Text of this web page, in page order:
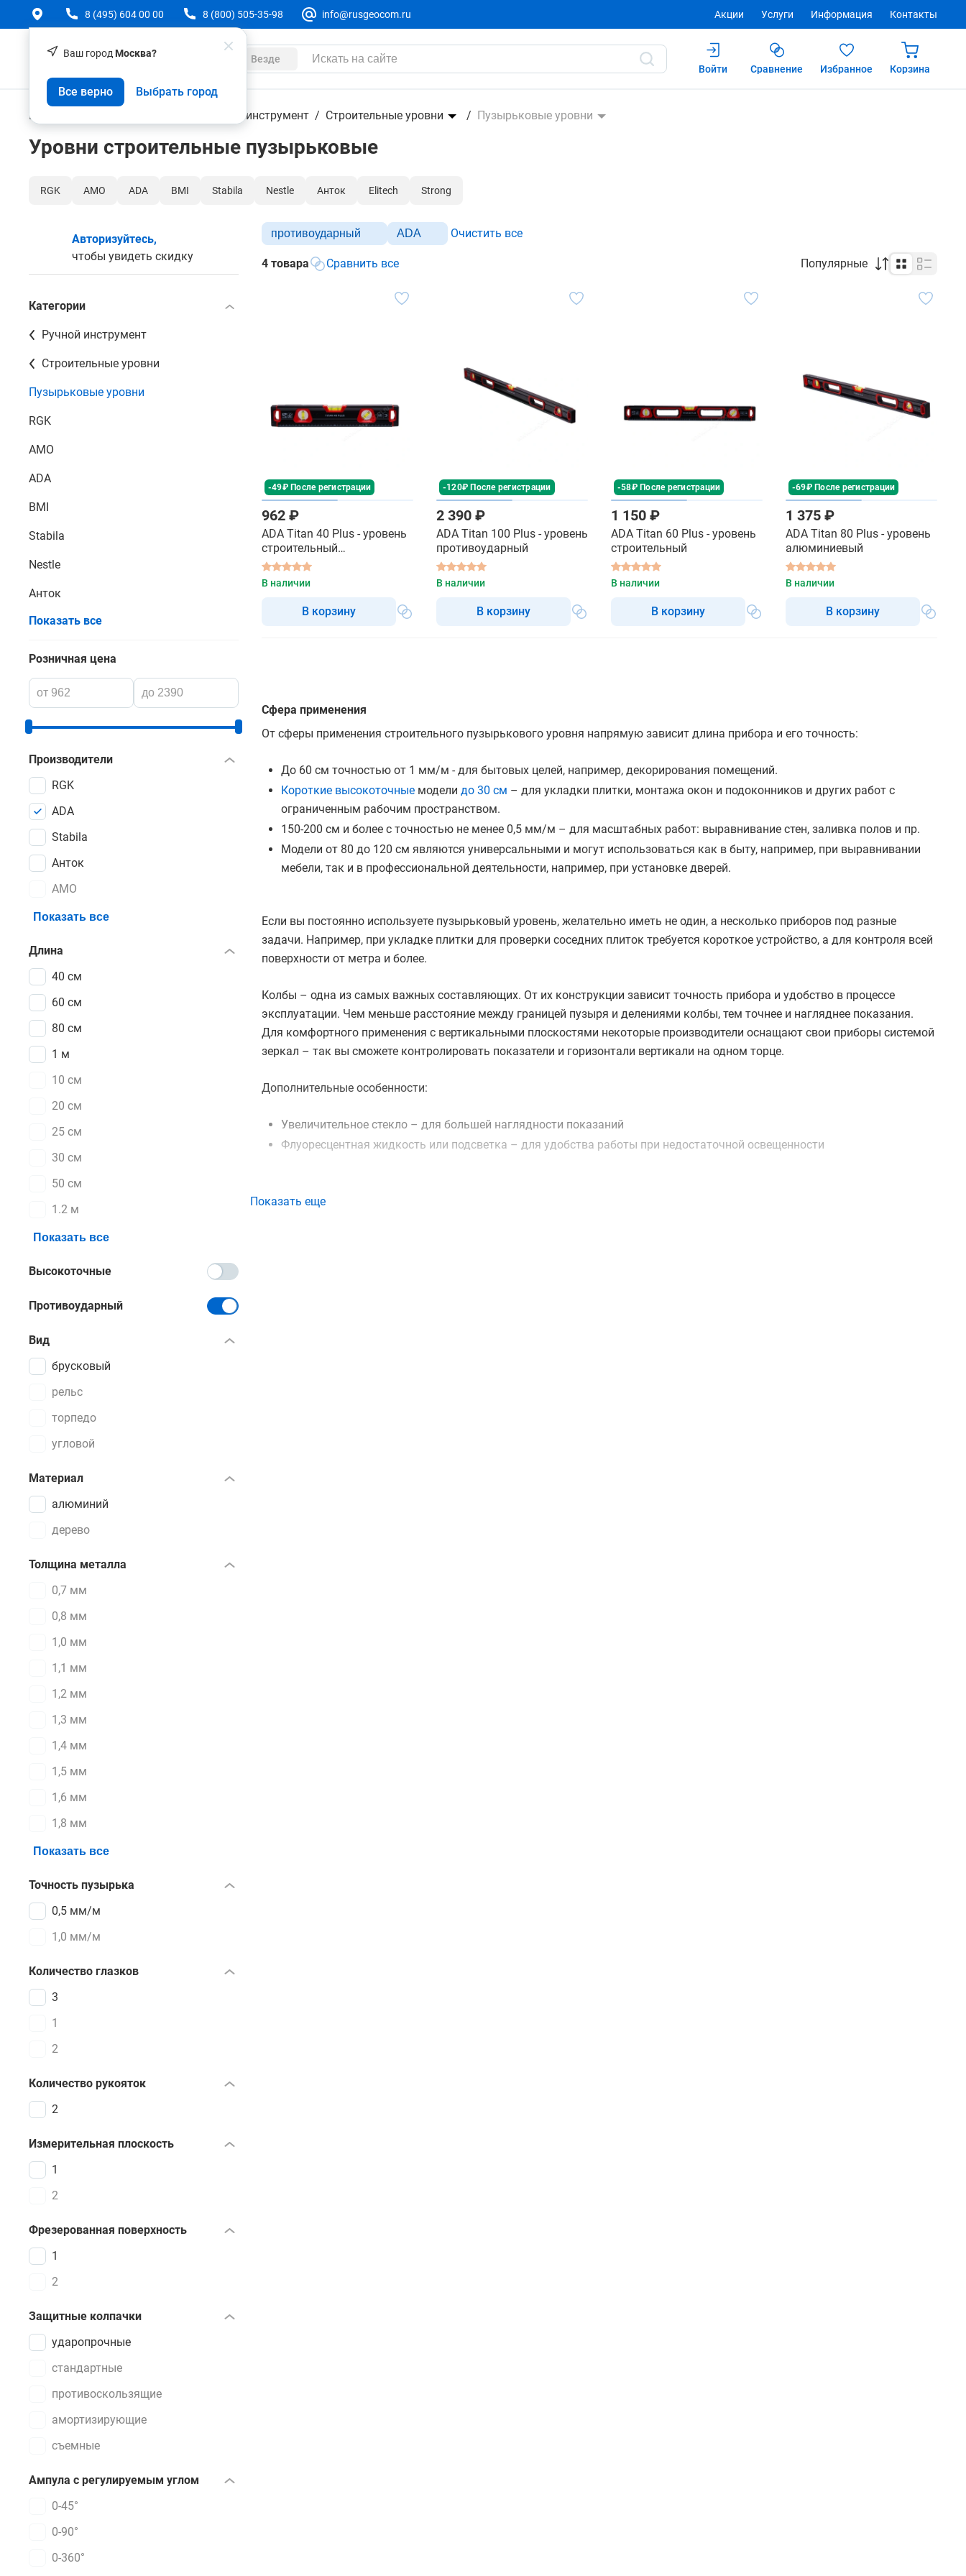
Ваш город Москва?
Все верно Выбрать город
8 (495) 604 00 00 8 (800) 505-35-98 info@rusgeocom.ru Акции Услуги Информация Контакты
Везде
Войти
Сравнение Избранное Корзина
Геодезическое оборудование Ручной инструмент Строительные уровни Пузырьковые уровни
Уровни строительные пузырьковые
RGK AMO ADA BMI Stabila Nestle Анток Elitech Strong
Авторизуйтесь,
чтобы увидеть скидку
Категории
Ручной инструмент
Строительные уровни
Пузырьковые уровни
RGK
AMO
ADA
BMI
Stabila
Nestle
Анток
Показать все
Розничная цена
Производители
RGK
ADA
Stabila
Анток
AMO
Показать все
Длина
40 см
60 см
80 см
1 м
10 см
20 см
25 см
30 см
50 см
1.2 м
Показать все
Высокоточные
Противоударный
Вид
брусковый
рельс
торпедо
угловой
Материал
алюминий
дерево
Толщина металла
0,7 мм
0,8 мм
1,0 мм
1,1 мм
1,2 мм
1,3 мм
1,4 мм
1,5 мм
1,6 мм
1,8 мм
Показать все
Точность пузырька
0,5 мм/м
1,0 мм/м
Количество глазков
3
1
2
Количество рукояток
2
Измерительная плоскость
1
2
Фрезерованная поверхность
1
2
Защитные колпачки
ударопрочные
стандартные
противоскользящие
амортизирующие
съемные
Ампула с регулируемым углом
0-45°
0-90°
0-360°
противоударный ADA Очистить все
4 товара Сравнить все Популярные
-49₽ После регистрации
962 ₽
ADA Titan 40 Plus - уровень
строительный
противоударный
В наличии
В корзину
-120₽ После регистрации
2 390 ₽
ADA Titan 100 Plus - уровень
противоударный
В наличии
В корзину
-58₽ После регистрации
1 150 ₽
ADA Titan 60 Plus - уровень
строительный
В наличии
В корзину
-69₽ После регистрации
1 375 ₽
ADA Titan 80 Plus - уровень
алюминиевый
В наличии
В корзину
Сфера применения
От сферы применения строительного пузырькового уровня напрямую зависит длина прибора и его точность:
До 60 см точностью от 1 мм/м - для бытовых целей, например, декорирования помещений.
Короткие высокоточные модели до 30 см – для укладки плитки, монтажа окон и подоконников и других работ с
ограниченным рабочим пространством.
150-200 см и более с точностью не менее 0,5 мм/м – для масштабных работ: выравнивание стен, заливка полов и пр.
Модели от 80 до 120 см являются универсальными и могут использоваться как в быту, например, при выравнивании
мебели, так и в профессиональной деятельности, например, при установке дверей.
Если вы постоянно используете пузырьковый уровень, желательно иметь не один, а несколько приборов под разные
задачи. Например, при укладке плитки для проверки соседних плиток требуется короткое устройство, а для контроля всей
поверхности от метра и более.
Колбы – одна из самых важных составляющих. От их конструкции зависит точность прибора и удобство в процессе
эксплуатации. Чем меньше расстояние между границей пузыря и делениями колбы, тем точнее и нагляднее показания.
Для комфортного применения с вертикальными плоскостями некоторые производители оснащают свои приборы системой
зеркал – так вы сможете контролировать показатели и горизонтали вертикали на одном торце.
Дополнительные особенности:
Увеличительное стекло – для большей наглядности показаний
Флуоресцентная жидкость или подсветка – для удобства работы при недостаточной освещенности
Показать еще